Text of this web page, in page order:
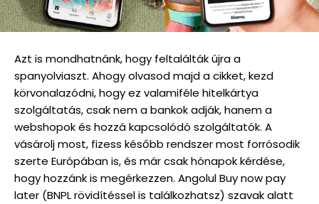
Azt is mondhatnánk, hogy feltalálták újra a
spanyolviaszt. Ahogy olvasod majd a cikket, kezd
körvonalazódni, hogy ez valamiféle hitelkártya
szolgáltatás, csak nem a bankok adják, hanem a
webshopok és hozzá kapcsolódó szolgáltatók. A
vásárolj most, fizess később rendszer most forrósodik
szerte Európában is, és már csak hónapok kérdése,
hogy hozzánk is megérkezzen. Angolul Buy now pay
later (BNPL rövidítéssel is találkozhatsz) szavak alatt